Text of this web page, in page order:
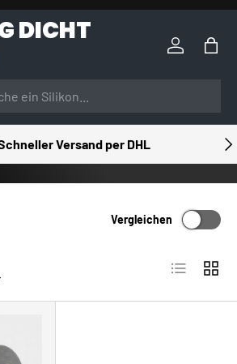
DICHT
Einloggen
Versand per DHL
Vergleichen